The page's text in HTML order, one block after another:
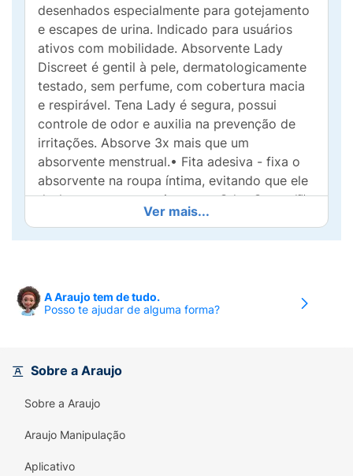
desenhados especialmente para gotejamento
e escapes de urina. Indicado para usuários
ativos com mobilidade. Absorvente Lady
Discreet é gentil à pele, dermatologicamente
testado, sem perfume, com cobertura macia
e respirável. Tena Lady é segura, possui
controle de odor e auxilia na prevenção de
irritações. Absorve 3x mais que um
absorvente menstrual.• Fita adesiva - fixa o
absorvente na roupa íntima, evitando que ele
desloque com o movimento;• Odor Control™ -
sistema de controle que reduz o risco de
odores indesejáveis;• Gentil à pele - auxilia na
rapidamente; • Superfície com toque de
tecido - para maior conforto e sensação de
Camada inferior respirável - para melhor
Absorção superior - que garante segurança e
excelente proteção contra gases;
Dermatologicamente testado;
componentes são tóxicos e pré-testados;
Ver mais...
A Araujo tem de tudo.
Posso te ajudar de alguma forma?
Sobre a Araujo
Sobre a Araujo
Araujo Manipulação
Aplicativo